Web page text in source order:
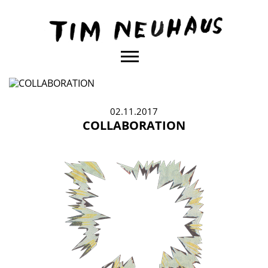
TIM
NEUHAUS
02.11.2017
COLLABORATION